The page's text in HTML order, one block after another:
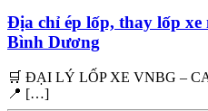
Địa chỉ ép lốp, thay lốp xe
Bình Dương
🛒 ĐẠI LÝ LỐP XE VNBG –
📍 […]